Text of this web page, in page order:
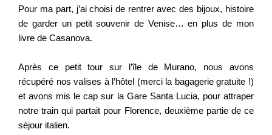
Pour ma part, j’ai choisi de rentrer avec des bijoux, histoire
de garder un petit souvenir de Venise… en plus de mon
livre de Casanova.
Après ce petit tour sur l’île de Murano, nous avons
récupéré nos valises à l’hôtel (merci la bagagerie gratuite !)
et avons mis le cap sur la Gare Santa Lucia, pour attraper
notre train qui partait pour Florence, deuxième partie de ce
séjour italien.